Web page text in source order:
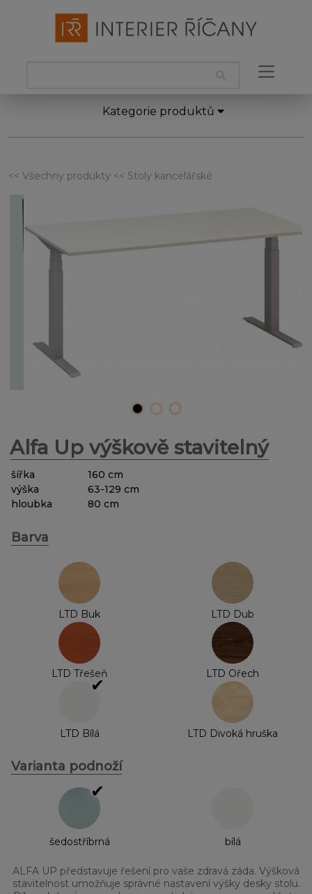
Kategorie produktů
<< Všechny produkty << Stoly kancelářské
Alfa Up výškově stavitelný
šířka 160 cm
výška
63-129 cm
hloubka
80 cm
Barva
LTD Buk LTD Dub
LTD Třešeň LTD Ořech
✔
LTD Bílá LTD Divoká hruška
Varianta podnoží
✔
šedostříbrná bílá
ALFA UP představuje řešení pro vaše zdravá záda. Výšková
stavitelnost umožňuje správné nastavení výšky desky stolu.